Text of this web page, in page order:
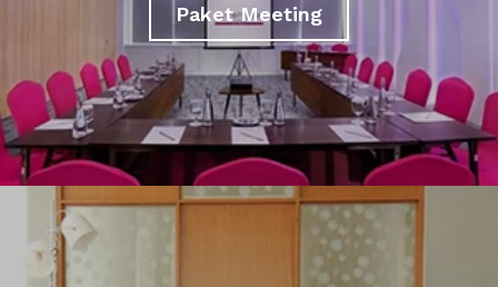
Paket Meeting